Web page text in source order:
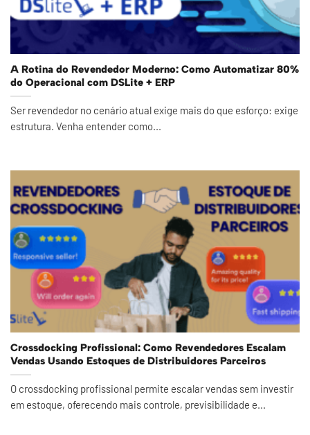
A Rotina do Revendedor Moderno: Como Automatizar 80%
do Operacional com DSLite + ERP
Ser revendedor no cenário atual exige mais do que esforço: exige
estrutura. Venha entender como...
Crossdocking Profissional: Como Revendedores Escalam
Vendas Usando Estoques de Distribuidores Parceiros
O crossdocking profissional permite escalar vendas sem investir
em estoque, oferecendo mais controle, previsibilidade e...